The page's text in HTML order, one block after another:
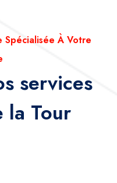
Spécialisée À Votre
services
la Tour